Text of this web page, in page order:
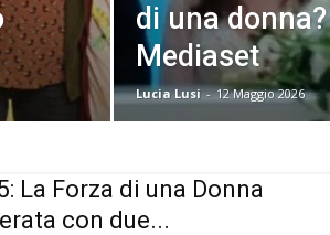
di una
Mediaset
Lucia Lusi - 12 Maggio 2026
La Forza di una Donna
con due...